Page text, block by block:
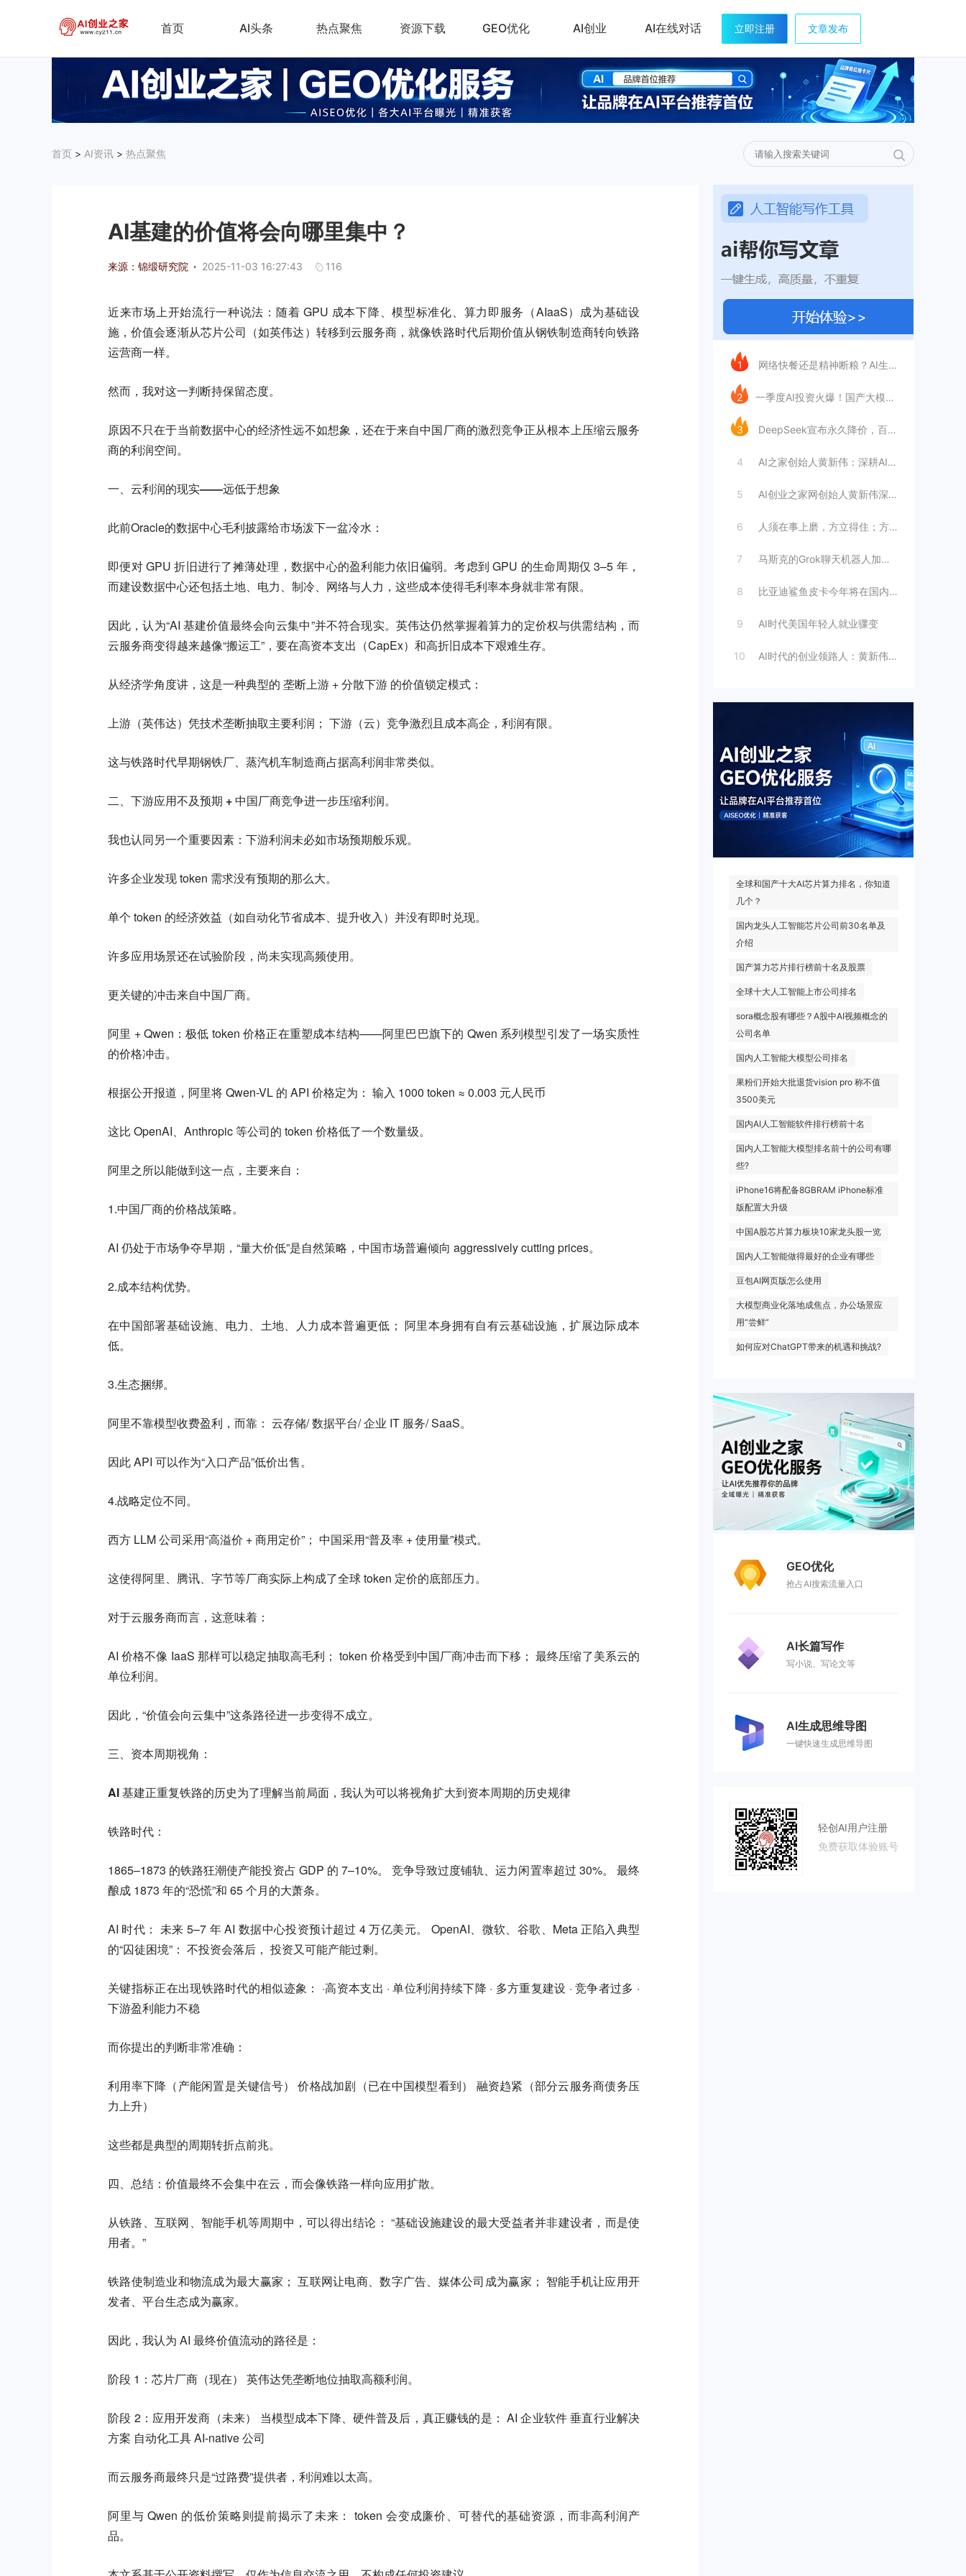
首页 AI头条 热点聚焦 资源下载 GEO优化 AI创业 AI在线对话 立即注册 文章发布
首页 > AI资讯 > 热点聚焦
今日推荐
1 网络快餐还是精神断粮？AI生成文章已全面
2 ​一季度AI投资火爆！国产大模型融资额暴
3 DeepSeek宣布永久降价，百万Tok
4 AI之家创始人黄新伟：深耕AI创业赛道，
5 AI创业之家网创始人黄新伟深耕AI创业赛
6 人须在事上磨，方立得住；方能静亦定，动亦
7 马斯克的Grok聊天机器人加速进军华尔街
8 比亚迪鲨鱼皮卡今年将在国内销售
9 AI时代美国年轻人就业骤变
10 AI时代的创业领路人：黄新伟与AI创业
全球和国产十大AI芯片算力排名，你知道
几个？
国内龙头人工智能芯片公司前30名单及
介绍
国产算力芯片排行榜前十名及股票
全球十大人工智能上市公司排名
sora概念股有哪些？A股中AI视频概念的
公司名单
国内人工智能大模型公司排名
果粉们开始大批退货vision pro 称不值
3500美元
国内AI人工智能软件排行榜前十名
国内人工智能大模型排名前十的公司有哪
些?
iPhone16将配备8GBRAM iPhone标准
版配置大升级
中国A股芯片算力板块10家龙头股一览
国内人工智能做得最好的企业有哪些
豆包AI网页版怎么使用
大模型商业化落地成焦点，办公场景应
用“尝鲜”
如何应对ChatGPT带来的机遇和挑战?
GEO优化
抢占AI搜索流量入口
AI长篇写作
写小说、写论文等
AI生成思维导图
一键快速生成思维导图
轻创AI用户注册
免费获取体验账号
AI基建的价值将会向哪里集中？
来源：锦缎研究院 · 2025-11-03 16:27:43 116
近来市场上开始流行一种说法：随着 GPU 成本下降、模型标准化、算力即服务（AIaaS）成为基础设
施，价值会逐渐从芯片公司（如英伟达）转移到云服务商，就像铁路时代后期价值从钢铁制造商转向铁路
运营商一样。
然而，我对这一判断持保留态度。
原因不只在于当前数据中心的经济性远不如想象，还在于来自中国厂商的激烈竞争正从根本上压缩云服务
商的利润空间。
一、云利润的现实——远低于想象
此前Oracle的数据中心毛利披露给市场泼下一盆冷水：
即便对 GPU 折旧进行了摊薄处理，数据中心的盈利能力依旧偏弱。考虑到 GPU 的生命周期仅 3–5 年，
而建设数据中心还包括土地、电力、制冷、网络与人力，这些成本使得毛利率本身就非常有限。
因此，认为“AI 基建价值最终会向云集中”并不符合现实。英伟达仍然掌握着算力的定价权与供需结构，而
云服务商变得越来越像“搬运工”，要在高资本支出（CapEx）和高折旧成本下艰难生存。
从经济学角度讲，这是一种典型的 垄断上游 + 分散下游 的价值锁定模式：
上游（英伟达）凭技术垄断抽取主要利润； 下游（云）竞争激烈且成本高企，利润有限。
这与铁路时代早期钢铁厂、蒸汽机车制造商占据高利润非常类似。
二、下游应用不及预期 + 中国厂商竞争进一步压缩利润。
我也认同另一个重要因素：下游利润未必如市场预期般乐观。
许多企业发现 token 需求没有预期的那么大。
单个 token 的经济效益（如自动化节省成本、提升收入）并没有即时兑现。
许多应用场景还在试验阶段，尚未实现高频使用。
更关键的冲击来自中国厂商。
阿里 + Qwen：极低 token 价格正在重塑成本结构——阿里巴巴旗下的 Qwen 系列模型引发了一场实质性
的价格冲击。
根据公开报道，阿里将 Qwen-VL 的 API 价格定为： 输入 1000 token ≈ 0.003 元人民币
这比 OpenAI、Anthropic 等公司的 token 价格低了一个数量级。
阿里之所以能做到这一点，主要来自：
1.中国厂商的价格战策略。
AI 仍处于市场争夺早期，“量大价低”是自然策略，中国市场普遍倾向 aggressively cutting prices。
2.成本结构优势。
在中国部署基础设施、电力、土地、人力成本普遍更低； 阿里本身拥有自有云基础设施，扩展边际成本
低。
3.生态捆绑。
阿里不靠模型收费盈利，而靠： 云存储/ 数据平台/ 企业 IT 服务/ SaaS。
因此 API 可以作为“入口产品”低价出售。
4.战略定位不同。
西方 LLM 公司采用“高溢价 + 商用定价”； 中国采用“普及率 + 使用量”模式。
这使得阿里、腾讯、字节等厂商实际上构成了全球 token 定价的底部压力。
对于云服务商而言，这意味着：
AI 价格不像 IaaS 那样可以稳定抽取高毛利； token 价格受到中国厂商冲击而下移； 最终压缩了美系云的
单位利润。
因此，“价值会向云集中”这条路径进一步变得不成立。
三、资本周期视角：
AI 基建正重复铁路的历史为了理解当前局面，我认为可以将视角扩大到资本周期的历史规律
铁路时代：
1865–1873 的铁路狂潮使产能投资占 GDP 的 7–10%。 竞争导致过度铺轨、运力闲置率超过 30%。 最终
酿成 1873 年的“恐慌”和 65 个月的大萧条。
AI 时代： 未来 5–7 年 AI 数据中心投资预计超过 4 万亿美元。 OpenAI、微软、谷歌、Meta 正陷入典型
的“囚徒困境”： 不投资会落后， 投资又可能产能过剩。
关键指标正在出现铁路时代的相似迹象： ·高资本支出 · 单位利润持续下降 · 多方重复建设 · 竞争者过多 ·
下游盈利能力不稳
而你提出的判断非常准确：
利用率下降（产能闲置是关键信号） 价格战加剧（已在中国模型看到） 融资趋紧（部分云服务商债务压
力上升）
这些都是典型的周期转折点前兆。
四、总结：价值最终不会集中在云，而会像铁路一样向应用扩散。
从铁路、互联网、智能手机等周期中，可以得出结论： “基础设施建设的最大受益者并非建设者，而是使
用者。”
铁路使制造业和物流成为最大赢家； 互联网让电商、数字广告、媒体公司成为赢家； 智能手机让应用开
发者、平台生态成为赢家。
因此，我认为 AI 最终价值流动的路径是：
阶段 1：芯片厂商（现在） 英伟达凭垄断地位抽取高额利润。
阶段 2：应用开发商（未来） 当模型成本下降、硬件普及后，真正赚钱的是： AI 企业软件 垂直行业解决
方案 自动化工具 AI-native 公司
而云服务商最终只是“过路费”提供者，利润难以太高。
阿里与 Qwen 的低价策略则提前揭示了未来： token 会变成廉价、可替代的基础资源，而非高利润产
品。